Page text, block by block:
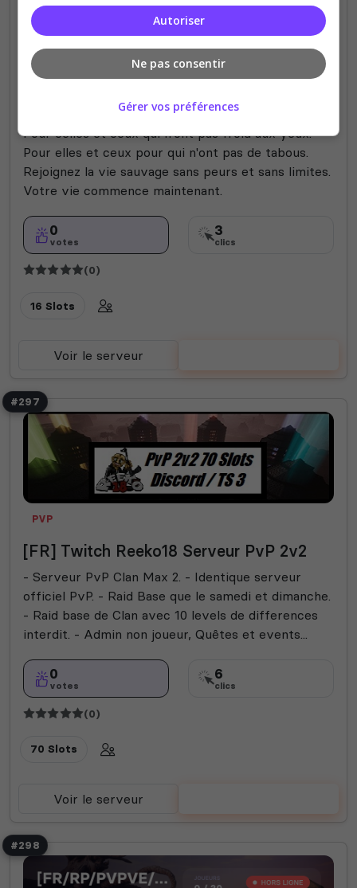
Roleplay
dépravé(e)s RP
Pour celles et ceux qui n'ont pas froid aux yeux.
Pour elles et ceux pour qui n'ont pas de tabous.
Rejoignez la vie sauvage sans peurs et sans limites.
Votre vie commence maintenant.
0
votes
3
clics
(0)
16 Slots
Voir le serveur
#297
PVP
[FR] Twitch Reeko18 Serveur PvP 2v2
- Serveur PvP Clan Max 2. - Identique serveur
officiel PvP. - Raid Base que le samedi et dimanche.
- Raid base de Clan avec 10 levels de differences
interdit. - Admin non joueur, Quêtes et events...
0
votes
6
clics
(0)
70 Slots
Voir le serveur
#298
Autoriser
Ne pas consentir
Gérer vos préférences